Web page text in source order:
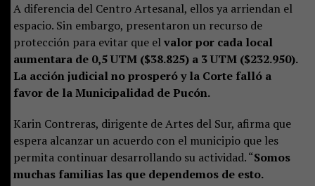
A diferencia del Centro Artesanal, ellos ya arriendan el
espacio. Sin embargo, presentaron un recurso de
protección para evitar que elvalor por cada local
aumentara de 0,5 UTM ($38.825) a 3 UTM ($232.950).
La acción judicial no prosperó y la Corte falló a
favor de la Municipalidad de Pucón.
Karin Contreras, dirigente de Artes del Sur, afirma que
espera alcanzar un acuerdo con el municipio que les
permita continuar desarrollando su actividad. “Somos
muchas familias las que dependemos de esto.